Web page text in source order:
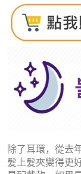
除了耳環，從去
髮上髮夾變得更